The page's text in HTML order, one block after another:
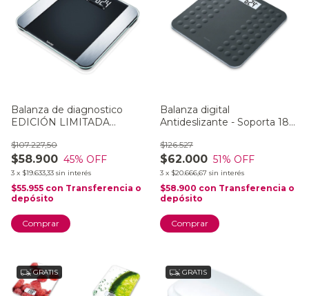
Balanza de diagnostico
EDICIÓN LIMITADA
$58.900
$107.227,50
45% OFF
3 x $19.633,33 sin interés
$55.955 con Transferencia o
depósito
Balanza digital
Antideslizante - Soporta 180
$62.000
$126.527
51% OFF
3 x $20.666,67 sin interés
$58.900 con Transferencia o
depósito
Comprar
GRATIS GRATIS